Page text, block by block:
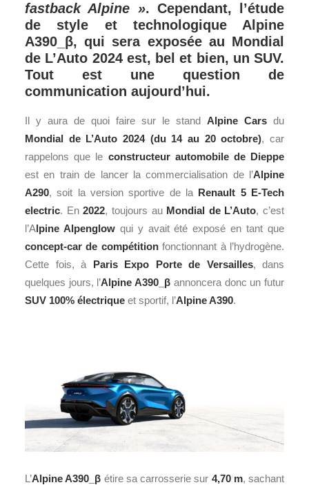
fastback Alpine ». Cependant, l’étude
de style et technologique Alpine
A390_β, qui sera exposée au Mondial
de L’Auto 2024 est, bel et bien, un SUV.
Tout est une question de
communication aujourd’hui.
Il y aura de quoi faire sur le stand Alpine Cars du
Mondial de L’Auto 2024 (du 14 au 20 octobre), car
rappelons que le constructeur automobile de Dieppe
est en train de lancer la commercialisation de l’Alpine
A290, soit la version sportive de la Renault 5 E-Tech
electric. En2022, toujours au Mondial de L’Auto, c’est
l’Alpine Alpenglowqui y avait été exposé en tant que
concept-car de compétitionfonctionnant à l’hydrogène.
Cette fois, à ParisExpo Porte de Versailles, dans
quelques jours, l’Alpine A390_β annoncera donc un futur
SUV 100% électrique et sportif, l’Alpine A390.
L’Alpine A390_β étire sa carrosserie sur 4,70 m, sachant